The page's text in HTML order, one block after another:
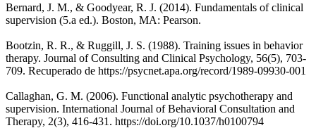
Bernard, J. M., & Goodyear, R. J. (2014). Fundamentals of clinical
supervision (5.a ed.). Boston, MA: Pearson.
Bootzin, R. R., & Ruggill, J. S. (1988). Training issues in behavior
therapy. Journal of Consulting and Clinical Psychology, 56(5), 703-
709. Recuperado de https://psycnet.apa.org/record/1989-09930-001
Callaghan, G. M. (2006). Functional analytic psychotherapy and
supervision. International Journal of Behavioral Consultation and
Therapy, 2(3), 416-431. https://doi.org/10.1037/h0100794